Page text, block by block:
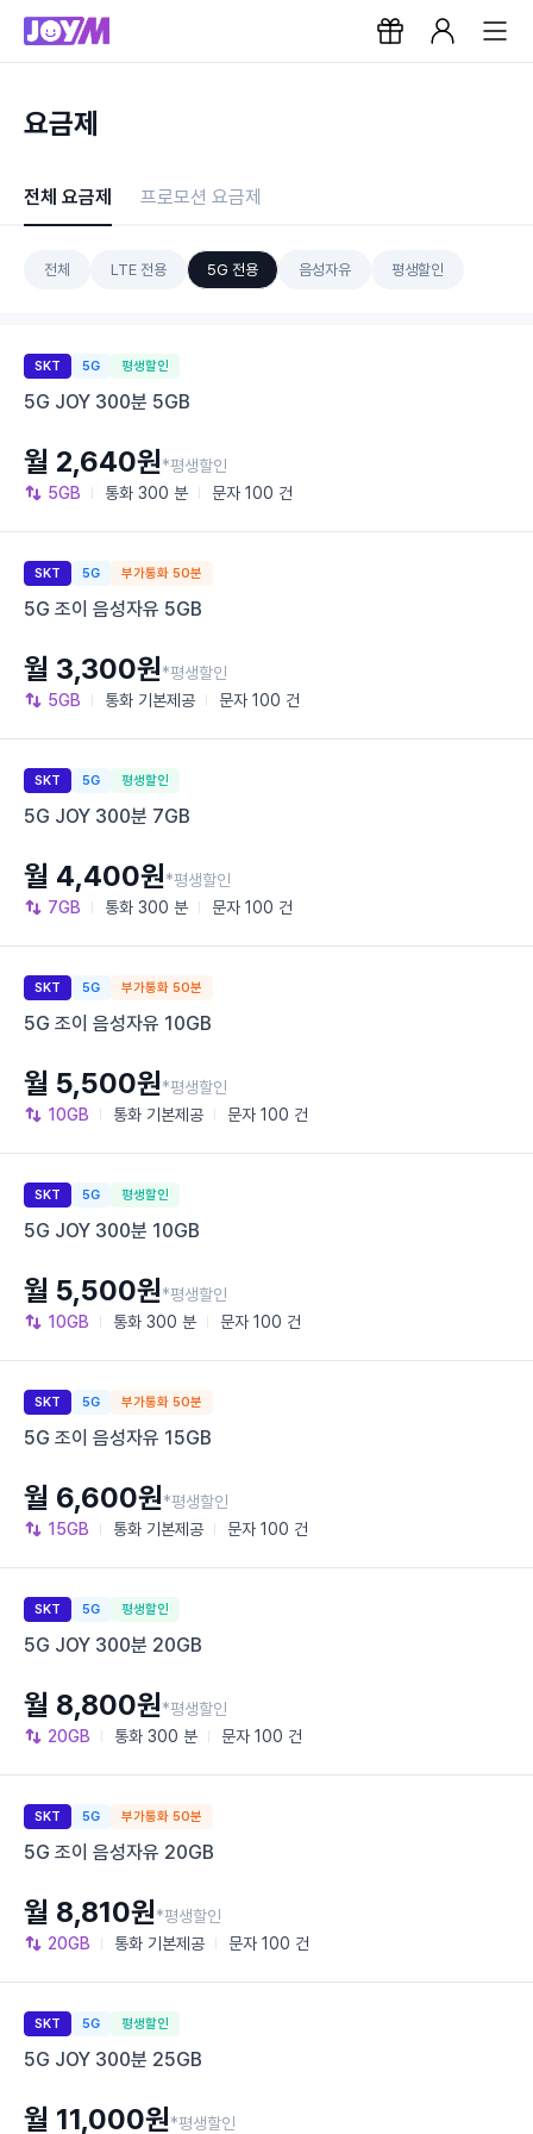
요금제
전체 요금제 프로모션 요금제
전체 LTE 전용 5G 전용 음성자유 평생할인
SKT 5G 평생할인
5G JOY 300분 5GB
5GB 통화 300 분 문자 100 건
월 2,640원*평생할인
SKT 5G 부가통화 50분
5G 조이 음성자유 5GB
5GB 통화 기본제공 문자 100 건
월 3,300원*평생할인
SKT 5G 평생할인
5G JOY 300분 7GB
7GB 통화 300 분 문자 100 건
월 4,400원*평생할인
SKT 5G 부가통화 50분
5G 조이 음성자유 10GB
10GB 통화 기본제공 문자 100 건
월 5,500원*평생할인
SKT 5G 평생할인
5G JOY 300분 10GB
10GB 통화 300 분 문자 100 건
월 5,500원*평생할인
SKT 5G 부가통화 50분
5G 조이 음성자유 15GB
15GB 통화 기본제공 문자 100 건
월 6,600원*평생할인
SKT 5G 평생할인
5G JOY 300분 20GB
20GB 통화 300 분 문자 100 건
월 8,800원*평생할인
SKT 5G 부가통화 50분
5G 조이 음성자유 20GB
20GB 통화 기본제공 문자 100 건
월 8,810원*평생할인
SKT 5G 평생할인
5G JOY 300분 25GB
월 11,000원*평생할인